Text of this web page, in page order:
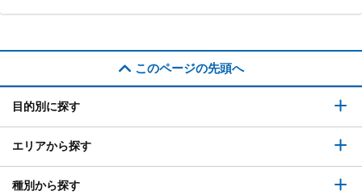
このページの先頭へ
目的別に探す
エリアから探す
種別から探す